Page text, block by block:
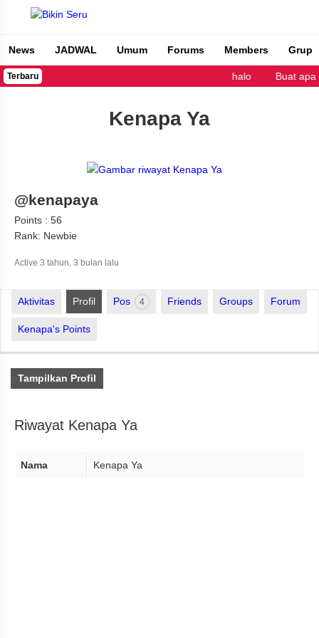
Bikin Seru
News JADWAL Umum Forums Members Grup
Terbaru halo Buat apa
Kenapa Ya
@kenapaya
Points : 56
Rank: Newbie
Active 3 tahun, 3 bulan lalu
Aktivitas Profil Pos 4 Friends Groups Forum
Kenapa's Points
Tampilkan Profil
Riwayat Kenapa Ya
Nama Kenapa Ya